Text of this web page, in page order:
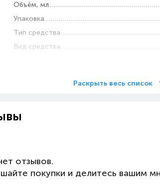
Объём, мл
Упаковка
Тип средства
Вид средства
Раскрыть весь список
отзывов.
покупки и делитесь вашим